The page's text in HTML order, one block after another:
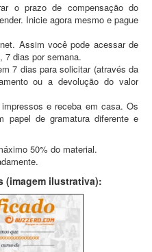
o prazo de compensação do
Inicie agora mesmo e pague
Assim você pode acessar de
7 dias por semana.
7 dias para solicitar (através da
ou a devolução do valor
e receba em casa. Os
papel de gramatura diferente e
50% do material.
(imagem ilustrativa):